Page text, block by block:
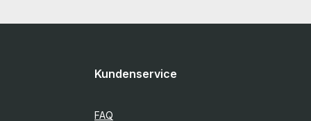
Kundenservice
FAQ